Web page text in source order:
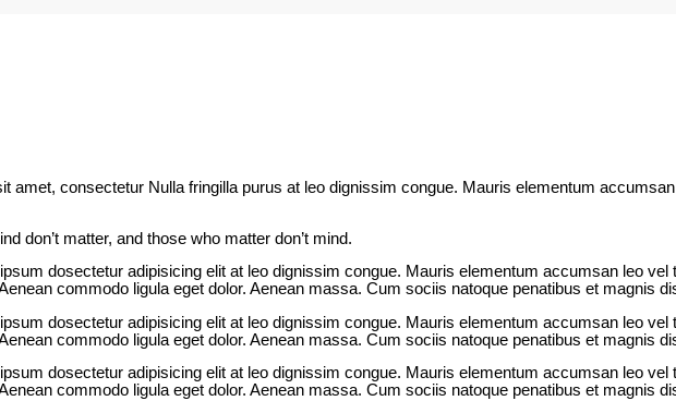
consectetur Nulla fringilla purus at leo dignissim congue. Mauris elementum
don’t matter, and those who matter don’t mind.
dosectetur adipisicing elit at leo dignissim congue. Mauris elementum accumsan leo vel
commodo ligula eget dolor. Aenean massa. Cum sociis natoque penatibus et magnis
dosectetur adipisicing elit at leo dignissim congue. Mauris elementum accumsan leo vel
commodo ligula eget dolor. Aenean massa. Cum sociis natoque penatibus et magnis
dosectetur adipisicing elit at leo dignissim congue. Mauris elementum accumsan leo vel
commodo ligula eget dolor. Aenean massa. Cum sociis natoque penatibus et magnis